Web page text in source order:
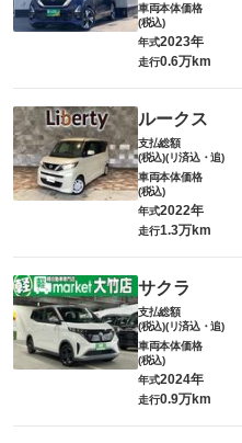
車両本体価格
(税込)
年式2023年
走行0.6万km
ルークス
支払総額
(税込)(リ済込・追)
車両本体価格
(税込)
年式2022年
走行1.3万km
サクラ
支払総額
(税込)(リ済込・追)
車両本体価格
(税込)
年式2024年
走行0.9万km